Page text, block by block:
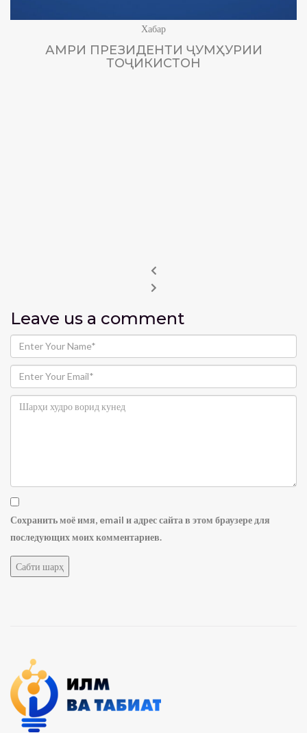
Хабар
АМРИ ПРЕЗИДЕНТИ ҶУМҲУРИИ
ТОҶИКИСТОН
Leave us a comment
Сохранить моё имя, email и адрес сайта в этом браузере для
последующих моих комментариев.